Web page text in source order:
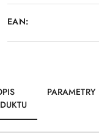
EAN:
PARAMETRY